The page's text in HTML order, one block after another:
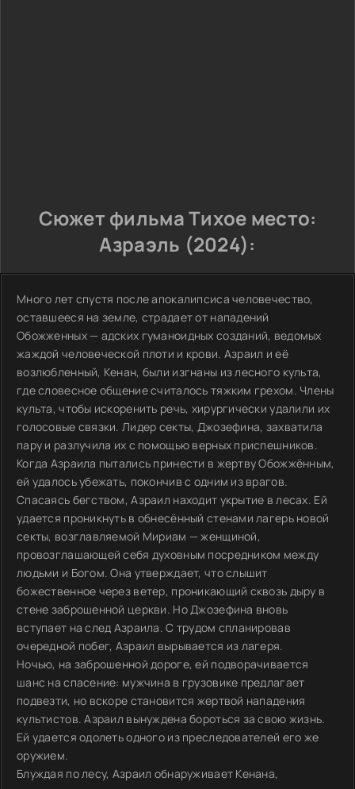
Сюжет фильма Тихое место:
Азраэль (2024):
Много лет спустя после апокалипсиса человечество,
оставшееся на земле, страдает от нападений
Обожженных — адских гуманоидных созданий, ведомых
жаждой человеческой плоти и крови. Азраил и её
возлюбленный, Кенан, были изгнаны из лесного культа,
где словесное общение считалось тяжким грехом. Члены
культа, чтобы искоренить речь, хирургически удалили их
голосовые связки. Лидер секты, Джозефина, захватила
пару и разлучила их с помощью верных приспешников.
Когда Азраила пытались принести в жертву Обожжённым,
ей удалось убежать, покончив с одним из врагов.
Спасаясь бегством, Азраил находит укрытие в лесах. Ей
удается проникнуть в обнесённый стенами лагерь новой
секты, возглавляемой Мириам — женщиной,
провозглашающей себя духовным посредником между
людьми и Богом. Она утверждает, что слышит
божественное через ветер, проникающий сквозь дыру в
стене заброшенной церкви. Но Джозефина вновь
вступает на след Азраила. С трудом спланировав
очередной побег, Азраил вырывается из лагеря.
Ночью, на заброшенной дороге, ей подворачивается
шанс на спасение: мужчина в грузовике предлагает
подвезти, но вскоре становится жертвой нападения
культистов. Азраил вынуждена бороться за свою жизнь.
Ей удается одолеть одного из преследователей его же
оружием.
Блуждая по лесу, Азраил обнаруживает Кенана,